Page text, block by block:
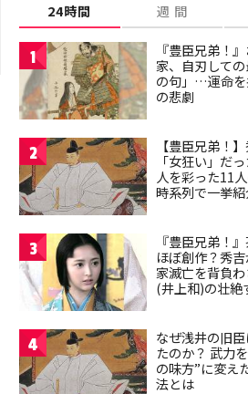
24時間 週 間
1
『豊臣兄弟！
家、自刃して
の句」…運命を
の悲劇
2
【豊臣兄弟！
「女狂い」だ
人を彩った11
時系列で一挙
3
『豊臣兄弟！
ほぼ創作？秀
家滅亡を背負
(井上和)の壮絶
4
なぜ浅井の旧
たのか？ 武力
の味方”に変え
法とは